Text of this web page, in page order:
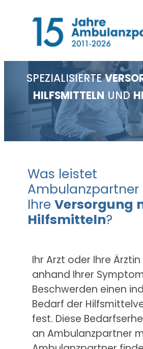
springen
SPEZIALISIERTE
HILFSMITTELN UND
Was leistet
Ambulanzpartner
Ihre Versorgung
Hilfsmitteln?
Ihr Arzt oder Ihre
anhand Ihrer
Beschwerden einen
Bedarf der
fest. Diese
an Ambulanzpartner